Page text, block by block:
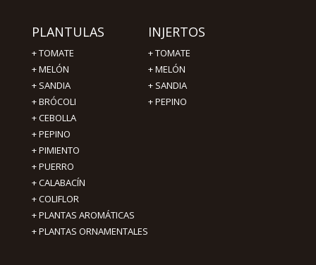
PLANTULAS
+TOMATE
+MELÓN
+ SANDIA
+BRÓCOLI
+CEBOLLA
+PEPINO
+PIMIENTO
+ PUERRO
+ CALABACÍN
+ COLIFLOR
+ PLANTAS AROMÁTICAS
+ PLANTAS ORNAMENTALES
INJERTOS
+TOMATE
+MELÓN
+ SANDIA
+PEPINO